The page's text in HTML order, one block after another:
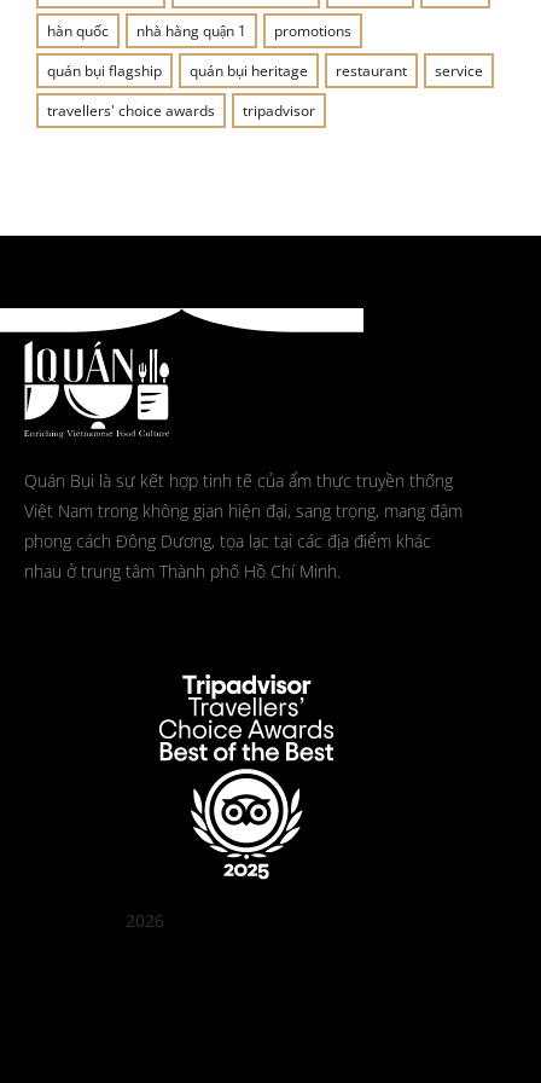
hàn quốc
nhà hàng quận 1
promotions
quán bụi flagship
quán bụi heritage restaurant
service
travellers' choice awards
tripadvisor
Quán Bụi là sự kết hợp tinh tế của ẩm thực truyền thống
Việt Nam trong không gian hiện đại, sang trọng, mang đậm
phong cách Đông Dương, tọa lạc tại các địa điểm khác
nhau ở trung tâm Thành phố Hồ Chí Minh.
2026